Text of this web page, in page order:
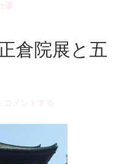
事
倉院展と五
コメントする